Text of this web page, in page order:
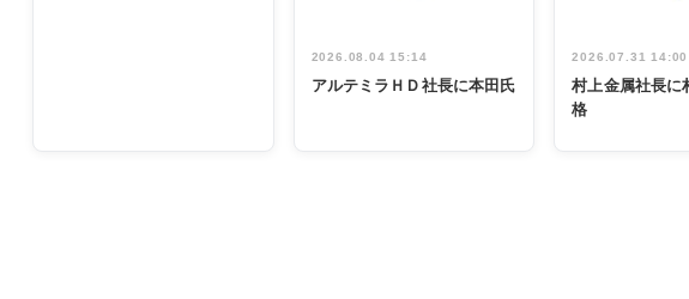
2026.08.04 15:14
アルテミラＨＤ社長に本田氏
2026.07.31 14:00
村上金属社長に
格